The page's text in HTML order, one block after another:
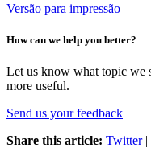
Versão para impressão
How can we help you better?
Let us know what topic we
more useful.
Send us your feedback
Share this article: Twitter|